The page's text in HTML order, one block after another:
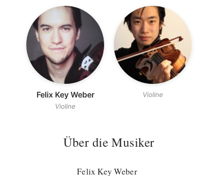
Felix Key Weber
Violine
Violine
Über die Musiker
Felix Key Weber